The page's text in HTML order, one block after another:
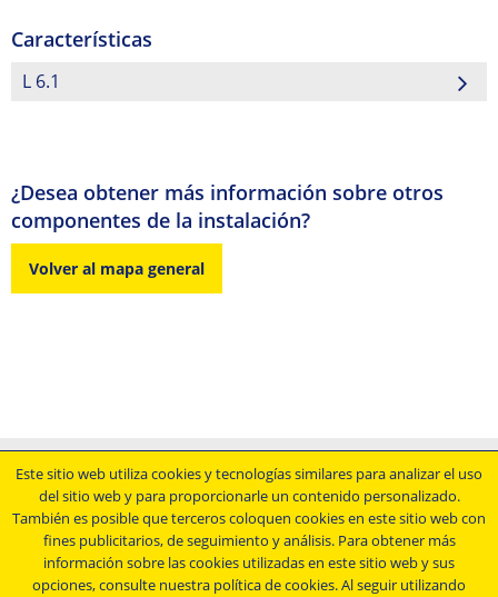
Este sitio web utiliza cookies y tecnologías similares para analizar el uso
del sitio web y para proporcionarle un contenido personalizado.
También es posible que terceros coloquen cookies en este sitio web con
fines publicitarios, de seguimiento y análisis. Para obtener más
información sobre las cookies utilizadas en este sitio web y sus
opciones, consulte nuestra política de cookies. Al seguir utilizando
Características
L 6.1
¿Desea obtener más información sobre otros
componentes de la instalación?
Volver al mapa general
Aviso legal
Condiciones comerciales generales
Declaración de protección de datos
Condiciones generales de compra